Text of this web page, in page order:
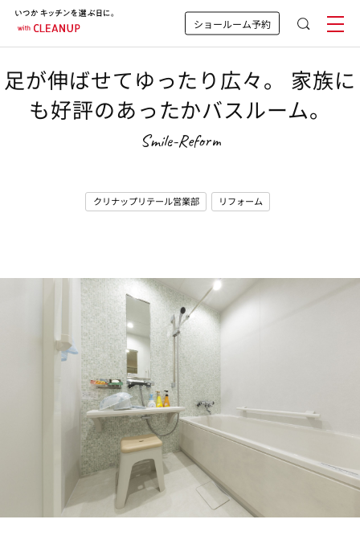
ショールーム予約
足が伸ばせてゆったり広々。 家族に
も好評のあったかバスルーム。
Smile-Reform
クリナップリテール営業部 リフォーム